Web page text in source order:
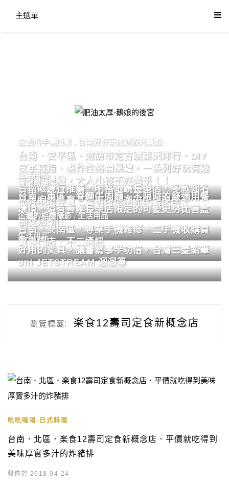
主選單
肥油太厚-鵝娘的後宮
企鵝的手機攝影 台南好好玩旅遊觀光景點
台南．安平區．遊訪市定古蹟東興洋行．DIY
皮革戒指、製作性格糖果罐，一系列好玩有趣
的手作體驗，大人小孩不亦樂乎！！
生活用品
台南眼鏡行推薦．明格眼鏡長榮店．多款知名
品牌眼鏡專賣．掌握時尚潮流配鏡美學。
餐廳體驗
台南．東區．眷麵牛肉麵．不限時的舒適用餐
環境．還有眷麵長榮店限定的可愛史努比盲盒
抽獎活動!!
企鵝的相機攝影,生活用品
台南．安南區．專業手機維修、二手機收購買
賣專門店．不二通訊
生活用品
好用的文具，讓書寫事半功倍，台灣三菱鉛筆
uni JETSTREAM 溜溜筆
瀏覽標籤: 楽食12壽司定食新概念店
吃吃喝喝-日式料理
台南．北區．楽食12壽司定食新概念店．平價就吃得到
美味厚實多汁的炸豬排
發佈於 2018-04-24